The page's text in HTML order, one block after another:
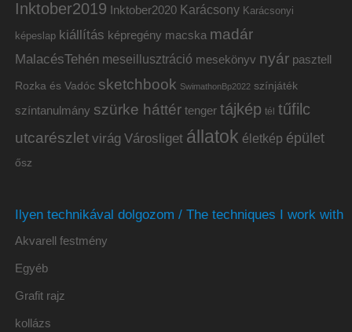
Inktober2019 Inktober2020 Karácsony Karácsonyi
képeslap kiállítás képregény macska madár
MalacésTehén meseillusztráció mesekönyv nyár pasztell
Rozka és Vadóc sketchbook SwimathonBp2022 színjáték
színtanulmány szürke háttér tenger tájkép tél tűfilc
utcarészlet virág Városliget állatok életkép épület
ősz
Ilyen technikával dolgozom / The techniques I work with
Akvarell festmény
Egyéb
Grafit rajz
kollázs